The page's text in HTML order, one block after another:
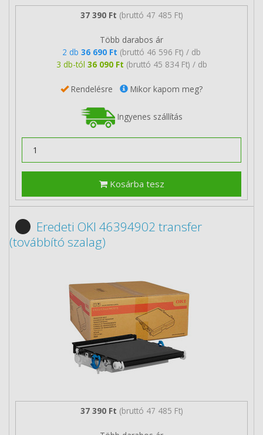
37 390 Ft (bruttó 47 485 Ft)
Több darabos ár
2 db 36 690 Ft (bruttó 46 596 Ft) / db
3 db-tól 36 090 Ft (bruttó 45 834 Ft) / db
Rendelésre Mikor kapom meg?
Ingyenes szállítás
Kosárba tesz
Eredeti OKI 46394902 transfer
(továbbító szalag)
37 390 Ft (bruttó 47 485 Ft)